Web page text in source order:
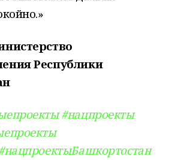
Республики
#нацпроекты